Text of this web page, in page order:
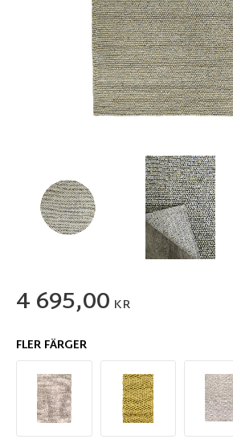
4 695,00 KR
FLER FÄRGER